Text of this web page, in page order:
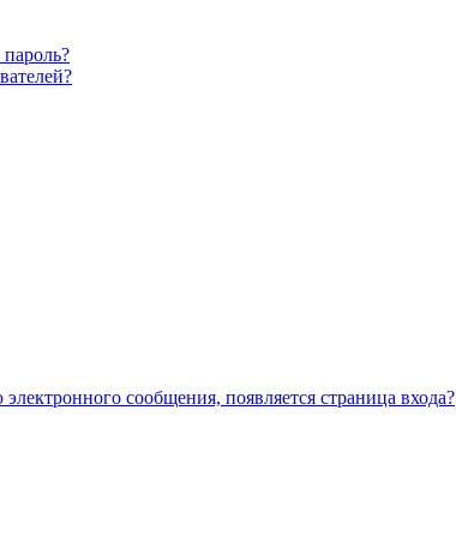
сообщения, появляется страница входа?